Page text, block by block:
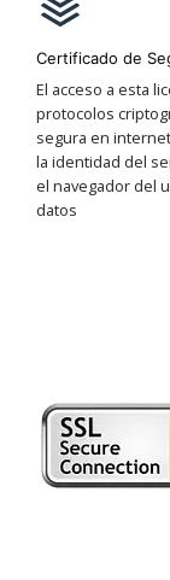
Certificado de
El acceso a esta
protocolos
segura en
la identidad del
el navegador del
datos